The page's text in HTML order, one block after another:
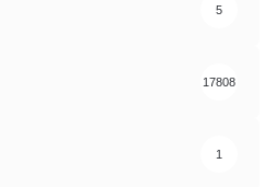
5
17808
1